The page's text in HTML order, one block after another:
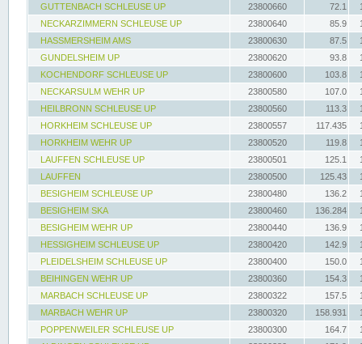
GUTTENBACH SCHLEUSE UP
23800660 72.1
NECKARZIMMERN SCHLEUSE UP
23800640 85.9
HASSMERSHEIM AMS
23800630 87.5
GUNDELSHEIM UP
23800620 93.8
KOCHENDORF SCHLEUSE UP
23800600 103.8
NECKARSULM WEHR UP
23800580 107.0
HEILBRONN SCHLEUSE UP
23800560 113.3
HORKHEIM SCHLEUSE UP
23800557 117.435
HORKHEIM WEHR UP
23800520 119.8
LAUFFEN SCHLEUSE UP
23800501 125.1
LAUFFEN
23800500 125.43
BESIGHEIM SCHLEUSE UP
23800480 136.2
BESIGHEIM SKA
23800460 136.284
BESIGHEIM WEHR UP
23800440 136.9
HESSIGHEIM SCHLEUSE UP
23800420 142.9
PLEIDELSHEIM SCHLEUSE UP
23800400 150.0
BEIHINGEN WEHR UP
23800360 154.3
MARBACH SCHLEUSE UP
23800322 157.5
MARBACH WEHR UP
23800320 158.931
POPPENWEILER SCHLEUSE UP
23800300 164.7